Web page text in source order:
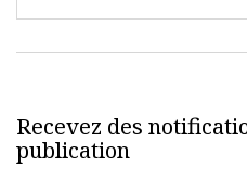
Recevez des
publication